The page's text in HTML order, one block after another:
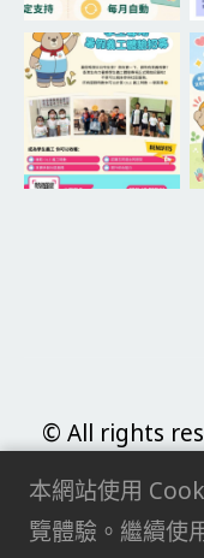
© All rights
LIMITED |
私
本網站使用
覽體驗。繼續使